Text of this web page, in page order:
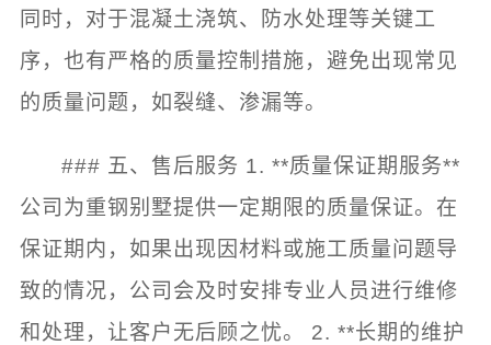
同时，对于混凝土浇筑、防水处理等关键工
序，也有严格的质量控制措施，避免出现常见
的质量问题，如裂缝、渗漏等。
### 五、售后服务 1. **质量保证期服务**
公司为重钢别墅提供一定期限的质量保证。在
保证期内，如果出现因材料或施工质量问题导
致的情况，公司会及时安排专业人员进行维修
和处理，让客户无后顾之忧。 2. **长期的维护